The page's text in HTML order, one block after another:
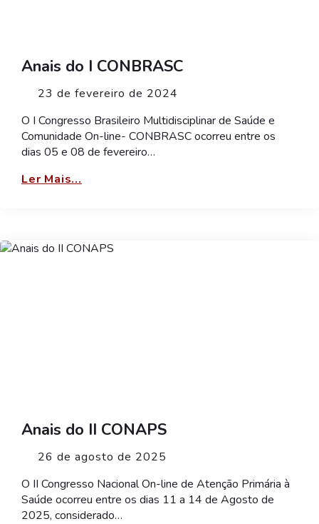
Anais do I CONBRASC
23 de fevereiro de 2024
O I Congresso Brasileiro Multidisciplinar de Saúde e
Comunidade On-line- CONBRASC ocorreu entre os
dias 05 e 08 de fevereiro…
Ler Mais...
Anais do II CONAPS
26 de agosto de 2025
O II Congresso Nacional On-line de Atenção Primária à
Saúde ocorreu entre os dias 11 a 14 de Agosto de
2025, considerado…